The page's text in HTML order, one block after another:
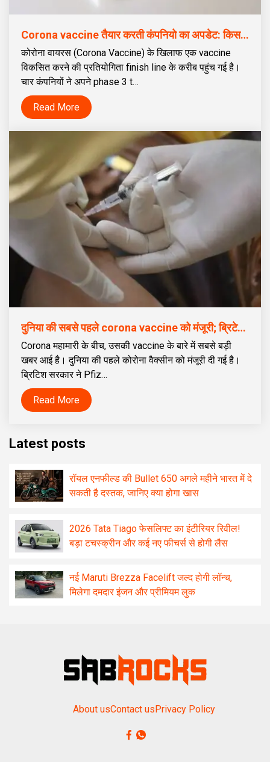
Corona vaccine तैयार करती कंपनियो का अपडेट: किस कंपनी का corona vaccine किस स्टेज पर हैं; कब, कहां और किस कीमत पर vaccine उपलब्ध होगी, इसका पता लगाएं
कोरोना वायरस (Corona Vaccine) के खिलाफ एक vaccine
विकसित करने की प्रतियोगिता finish line के करीब पहुंच गई है।
चार कंपनियों ने अपने phase 3 t…
Read More
दुनिया की सबसे पहले corona vaccine को मंजूरी; ब्रिटेन ने Pfizer को मंजूरी दे दी, जो अगले सप्ताह जनता को देना शुरू कर देगा
Corona महामारी के बीच, उसकी vaccine के बारे में सबसे बड़ी
खबर आई है। दुनिया की पहले कोरोना वैक्सीन को मंजूरी दी गई है।
ब्रिटिश सरकार ने Pfiz…
Read More
Latest posts
रॉयल एनफील्ड की Bullet 650 अगले महीने भारत में दे
सकती है दस्तक, जानिए क्या होगा खास
2026 Tata Tiago फेसलिफ्ट का इंटीरियर रिवील!
बड़ा टचस्क्रीन और कई नए फीचर्स से होगी लैस
नई Maruti Brezza Facelift जल्द होगी लॉन्च,
मिलेगा दमदार इंजन और प्रीमियम लुक
About usContact usPrivacy Policy